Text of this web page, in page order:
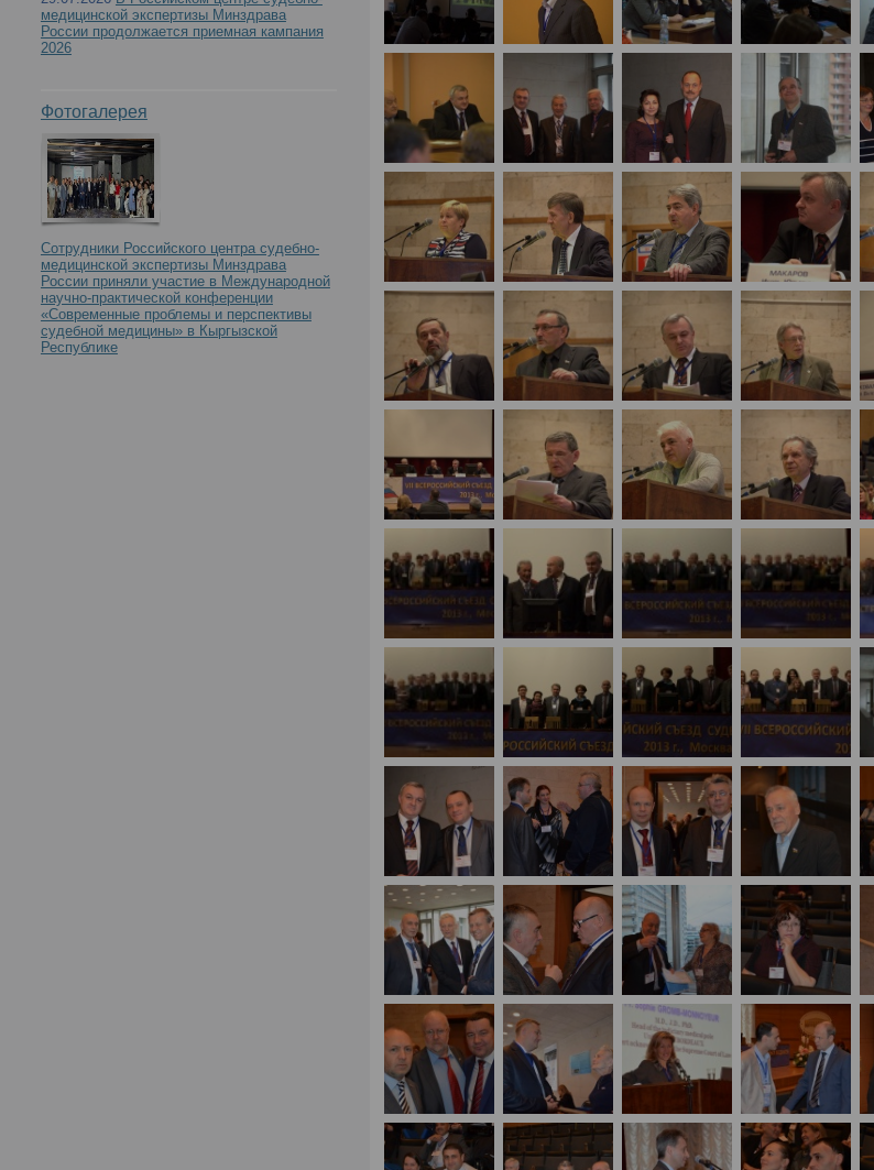
медицинской экспертизы Минздрава
России продолжается приемная кампания
2026
Фотогалерея
Сотрудники Российского центра судебно-
медицинской экспертизы Минздрава
России приняли участие в Международной
научно-практической конференции
«Современные проблемы и перспективы
судебной медицины» в Кыргызской
Республике